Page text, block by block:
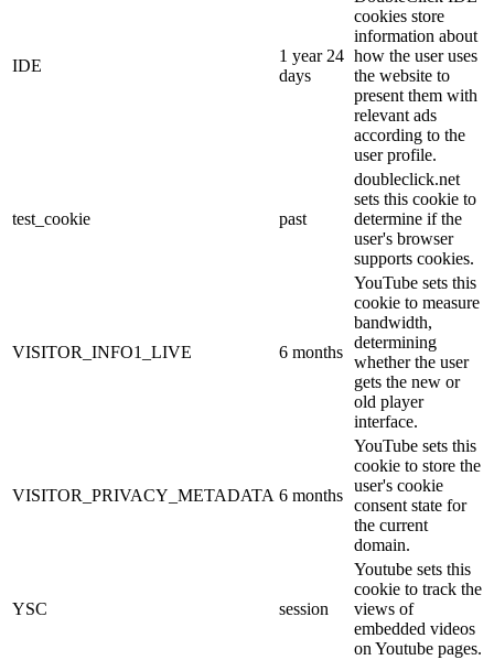
IDE
1 year 24
days
cookies store
information about
how the user uses
the website to
present them with
relevant ads
according to the
user profile.
test_cookie past
doubleclick.net
sets this cookie to
determine if the
user's browser
supports cookies.
VISITOR_INFO1_LIVE 6 months
YouTube sets this
cookie to measure
bandwidth,
determining
whether the user
gets the new or
old player
interface.
VISITOR_PRIVACY_METADATA 6 months
YouTube sets this
cookie to store the
user's cookie
consent state for
the current
domain.
YSC session
Youtube sets this
cookie to track the
views of
embedded videos
on Youtube pages.